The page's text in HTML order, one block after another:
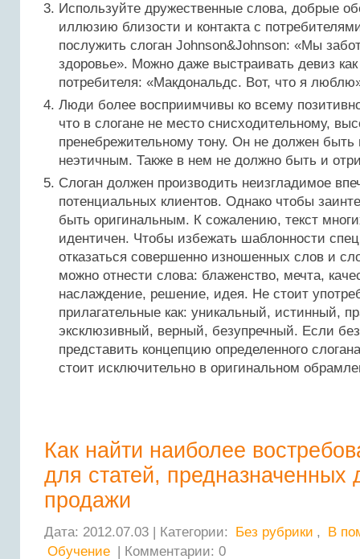
Используйте дружественные слова, добрые
иллюзию близости и контакта с
послужить слоган Johnson&Johnson: «Мы
здоровье». Можно даже выстраивать девиз
потребителя: «Макдональдс. Вот, что я
Люди более восприимчивы ко всему
что в слогане не место снисходительному,
пренебрежительному тону. Он не должен
неэтичным. Также в нем не должно быть и
Слоган должен производить неизгладимое
потенциальных клиентов. Однако чтобы
быть оригинальным. К сожалению, текст
идентичен. Чтобы избежать шаблонности
отказаться совершенно изношенных слов и
можно отнести слова: блаженство, мечта,
наслаждение, решение, идея. Не стоит
прилагательные как: уникальный, истинный,
эксклюзивный, верный, безупречный. Если
представить концепцию определенного
стоит исключительно в оригинальном
Как найти наиболее
для статей, предназначенных
продажи
Дата: 2012.07.03 | Категории: Без рубрики , В
Обучение | Комментарии: 0